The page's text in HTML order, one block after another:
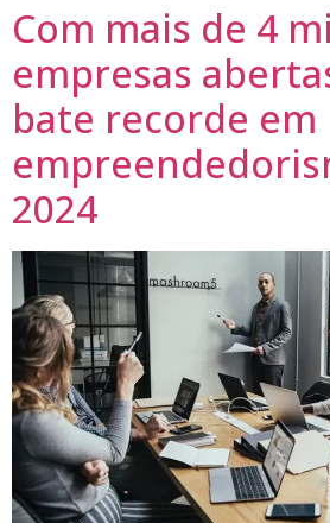
Com mais de 4
empresas
bate recorde em
2024